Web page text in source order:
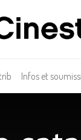
Infos et